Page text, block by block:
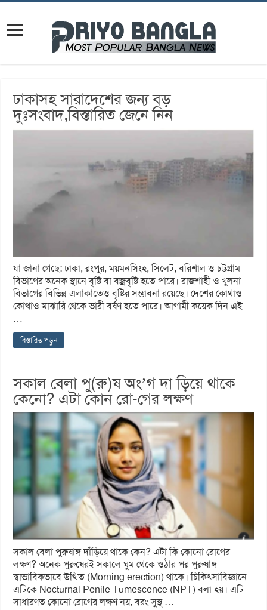
ঢাকাসহ সারাদেশের জন্য বড়
দুঃসংবাদ,বিস্তারিত জেনে নিন
যা জানা গেছে: ঢাকা, রংপুর, ময়মনসিংহ, সিলেট, বরিশাল ও চট্টগ্রাম
বিভাগের অনেক স্থানে বৃষ্টি বা বজ্রবৃষ্টি হতে পারে। রাজশাহী ও খুলনা
বিভাগের বিভিন্ন এলাকাতেও বৃষ্টির সম্ভাবনা রয়েছে। দেশের কোথাও
কোথাও মাঝারি থেকে ভারী বর্ষণ হতে পারে। আগামী কয়েক দিন এই
…
বিস্তারিত পড়ুন
সকাল বেলা পু(রু)ষ অং’গ দা ড়িয়ে থাকে
কেনো? এটা কোন রো-গের লক্ষণ
সকাল বেলা পুরুষাঙ্গ দাঁড়িয়ে থাকে কেন? এটা কি কোনো রোগের
লক্ষণ? অনেক পুরুষেরই সকালে ঘুম থেকে ওঠার পর পুরুষাঙ্গ
স্বাভাবিকভাবে উত্থিত (Morning erection) থাকে। চিকিৎসাবিজ্ঞানে
এটিকে Nocturnal Penile Tumescence (NPT) বলা হয়। এটি
সাধারণত কোনো রোগের লক্ষণ নয়, বরং সুস্থ …